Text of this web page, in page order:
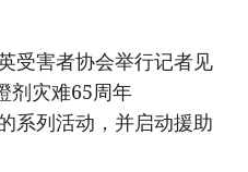
受害者协会举行记者见
剂灾难65周年
系列活动，并启动援助